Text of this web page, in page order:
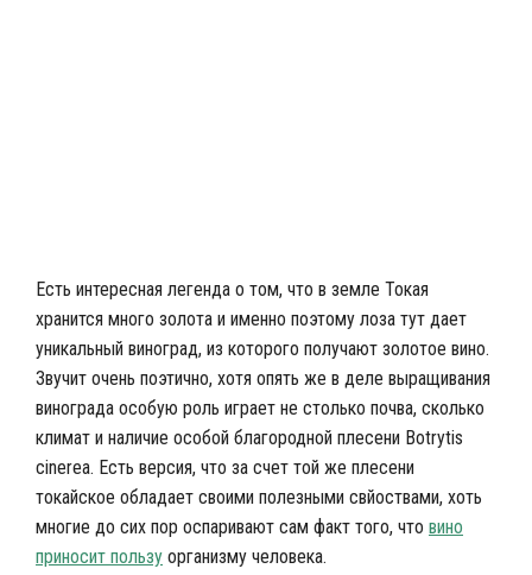
Есть интересная легенда о том, что в земле Токая
хранится много золота и именно поэтому лоза тут дает
уникальный виноград, из которого получают золотое вино.
Звучит очень поэтично, хотя опять же в деле выращивания
винограда особую роль играет не столько почва, сколько
климат и наличие особой благородной плесени Botrytis
cinerea. Есть версия, что за счет той же плесени
токайское обладает своими полезными свйоствами, хоть
многие до сих пор оспаривают сам факт того, что вино
приносит пользу организму человека.